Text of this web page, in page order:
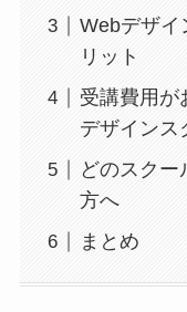
Webデザイ
リット
受講費用が
デザインス
どのスクー
方へ
まとめ